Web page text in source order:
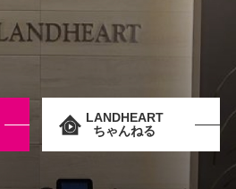
LANDHEART
ちゃんねる